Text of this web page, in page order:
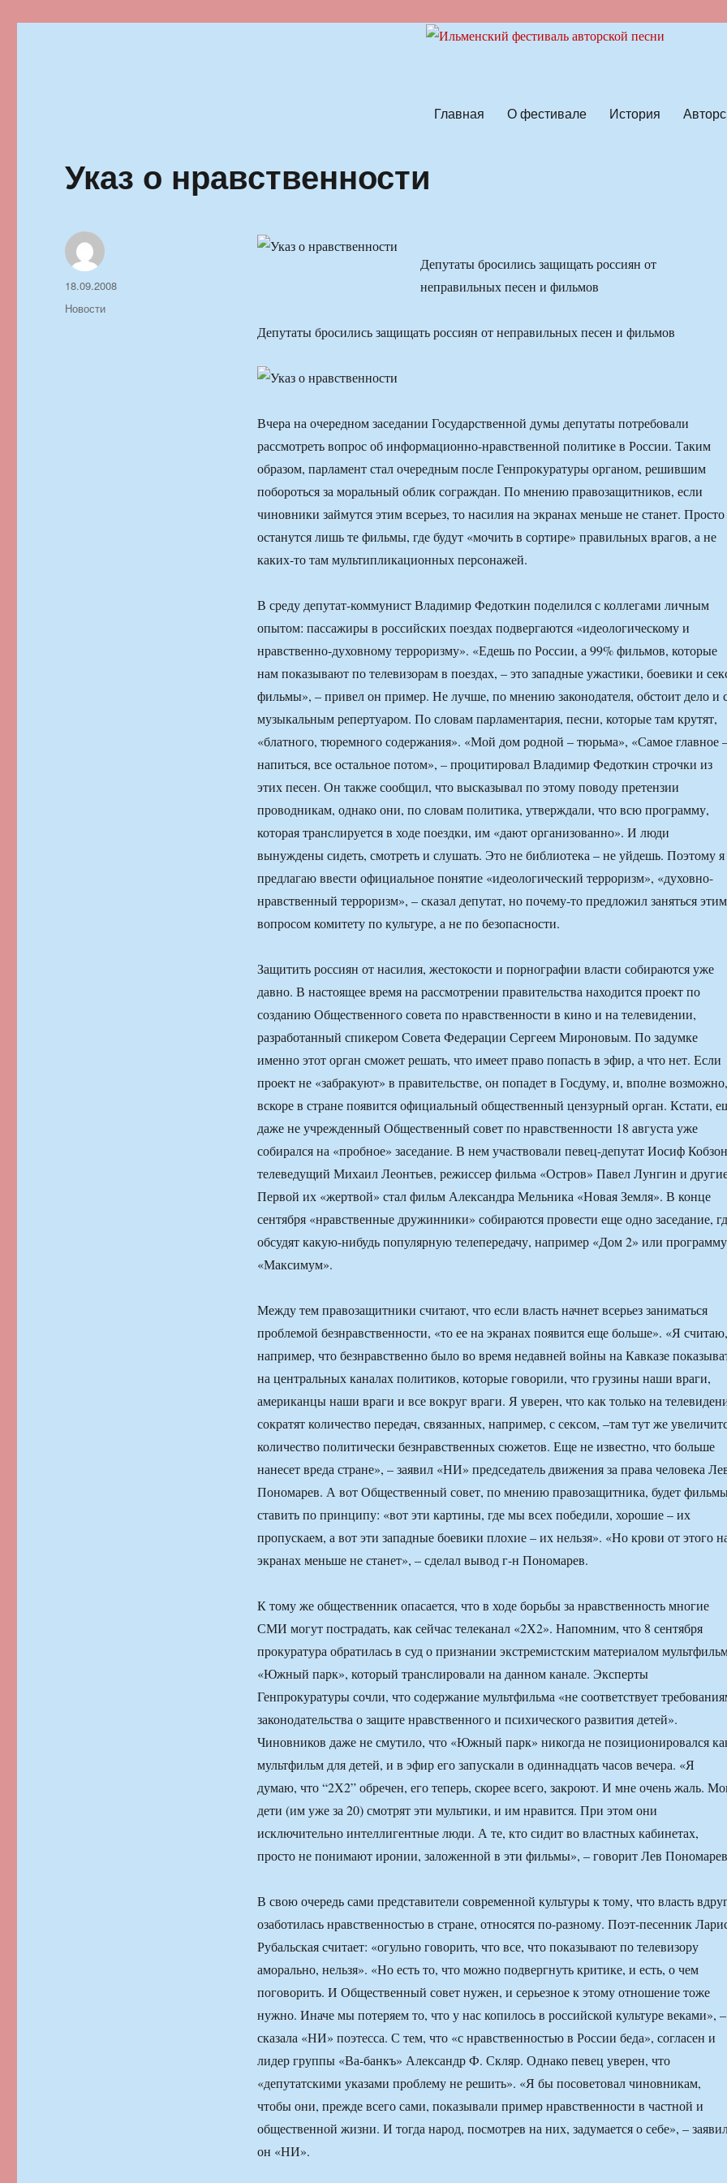
Главная О фестивале История
Указ о нравственности
Депутаты бросились защищать россиян от
неправильных песен и фильмов
Депутаты бросились защищать россиян от неправильных песен и фильмов
Вчера на очередном заседании Государственной думы депутаты потребовали
рассмотреть вопрос об информационно-нравственной политике в России. Таким
образом, парламент стал очередным после Генпрокуратуры органом, решившим
побороться за моральный облик сограждан. По мнению правозащитников, если
чиновники займутся этим всерьез, то насилия на экранах меньше не станет. Просто
останутся лишь те фильмы, где будут «мочить в сортире» правильных врагов, а не
каких-то там мультипликационных персонажей.
В среду депутат-коммунист Владимир Федоткин поделился с коллегами личным
опытом: пассажиры в российских поездах подвергаются «идеологическому и
нравственно-духовному терроризму». «Едешь по России, а 99% фильмов, которые
нам показывают по телевизорам в поездах, – это западные ужастики, боевики и
фильмы», – привел он пример. Не лучше, по мнению законодателя, обстоит дело и
музыкальным репертуаром. По словам парламентария, песни, которые там крутят,
«блатного, тюремного содержания». «Мой дом родной – тюрьма», «Самое главное
напиться, все остальное потом», – процитировал Владимир Федоткин строчки из
этих песен. Он также сообщил, что высказывал по этому поводу претензии
проводникам, однако они, по словам политика, утверждали, что всю программу,
которая транслируется в ходе поездки, им «дают организованно». И люди
вынуждены сидеть, смотреть и слушать. Это не библиотека – не уйдешь. Поэтому я
предлагаю ввести официальное понятие «идеологический терроризм», «духовно-
нравственный терроризм», – сказал депутат, но почему-то предложил заняться этим
вопросом комитету по культуре, а не по безопасности.
Защитить россиян от насилия, жестокости и порнографии власти собираются уже
давно. В настоящее время на рассмотрении правительства находится проект по
созданию Общественного совета по нравственности в кино и на телевидении,
разработанный спикером Совета Федерации Сергеем Мироновым. По задумке
именно этот орган сможет решать, что имеет право попасть в эфир, а что нет. Если
проект не «забракуют» в правительстве, он попадет в Госдуму, и, вполне возможно,
вскоре в стране появится официальный общественный цензурный орган. Кстати,
даже не учрежденный Общественный совет по нравственности 18 августа уже
собирался на «пробное» заседание. В нем участвовали певец-депутат Иосиф
телеведущий Михаил Леонтьев, режиссер фильма «Остров» Павел Лунгин и
Первой их «жертвой» стал фильм Александра Мельника «Новая Земля». В конце
сентября «нравственные дружинники» собираются провести еще одно заседание,
обсудят какую-нибудь популярную телепередачу, например «Дом 2» или программу
«Максимум».
Между тем правозащитники считают, что если власть начнет всерьез заниматься
проблемой безнравственности, «то ее на экранах появится еще больше». «Я считаю,
например, что безнравственно было во время недавней войны на Кавказе
на центральных каналах политиков, которые говорили, что грузины наши враги,
американцы наши враги и все вокруг враги. Я уверен, что как только на
сократят количество передач, связанных, например, с сексом, –там тут же
количество политически безнравственных сюжетов. Еще не известно, что больше
нанесет вреда стране», – заявил «НИ» председатель движения за права человека
Пономарев. А вот Общественный совет, по мнению правозащитника, будет
ставить по принципу: «вот эти картины, где мы всех победили, хорошие – их
пропускаем, а вот эти западные боевики плохие – их нельзя». «Но крови от этого
экранах меньше не станет», – сделал вывод г-н Пономарев.
К тому же общественник опасается, что в ходе борьбы за нравственность многие
СМИ могут пострадать, как сейчас телеканал «2Х2». Напомним, что 8 сентября
прокуратура обратилась в суд о признании экстремистским материалом
«Южный парк», который транслировали на данном канале. Эксперты
Генпрокуратуры сочли, что содержание мультфильма «не соответствует
законодательства о защите нравственного и психического развития детей».
Чиновников даже не смутило, что «Южный парк» никогда не позиционировался
мультфильм для детей, и в эфир его запускали в одиннадцать часов вечера. «Я
думаю, что “2Х2” обречен, его теперь, скорее всего, закроют. И мне очень жаль.
дети (им уже за 20) смотрят эти мультики, и им нравится. При этом они
исключительно интеллигентные люди. А те, кто сидит во властных кабинетах,
просто не понимают иронии, заложенной в эти фильмы», – говорит Лев
В свою очередь сами представители современной культуры к тому, что власть
озаботилась нравственностью в стране, относятся по-разному. Поэт-песенник
Рубальская считает: «огульно говорить, что все, что показывают по телевизору
аморально, нельзя». «Но есть то, что можно подвергнуть критике, и есть, о чем
поговорить. И Общественный совет нужен, и серьезное к этому отношение тоже
нужно. Иначе мы потеряем то, что у нас копилось в российской культуре веками», –
сказала «НИ» поэтесса. С тем, что «с нравственностью в России беда», согласен и
лидер группы «Ва-банкъ» Александр Ф. Скляр. Однако певец уверен, что
«депутатскими указами проблему не решить». «Я бы посоветовал чиновникам,
чтобы они, прежде всего сами, показывали пример нравственности в частной и
общественной жизни. И тогда народ, посмотрев на них, задумается о себе», –
он «НИ».
Автор
Опубликовано
18.09.2008
Рубрики
Новости